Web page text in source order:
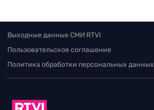
Выходные данные СМИ RTVI
Пользовательское соглашение
Политика обработки персональных данных